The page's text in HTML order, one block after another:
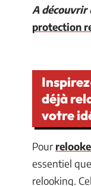
A découvrir
protection
déjà
votre
Pour
essentiel
relooking.